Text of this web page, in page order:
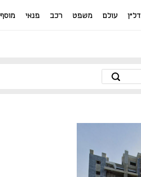
עולם משפט רכב פנאי מוסף